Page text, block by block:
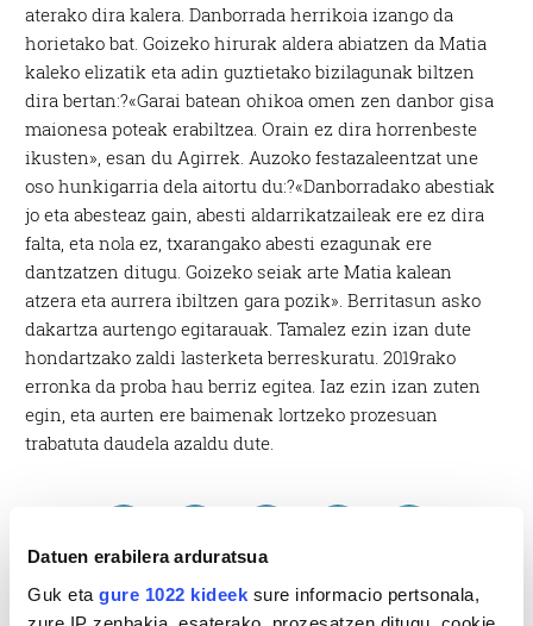
Datuen erabilera arduratsua
Guk eta gure 1022 kideek sure informacio pertsonala,
aterako dira kalera. Danborrada herrikoia izango da
horietako bat. Goizeko hirurak aldera abiatzen da Matia
kaleko elizatik eta adin guztietako bizilagunak biltzen
dira bertan:?«Garai batean ohikoa omen zen danbor gisa
maionesa poteak erabiltzea. Orain ez dira horrenbeste
ikusten», esan du Agirrek. Auzoko festazaleentzat une
oso hunkigarria dela aitortu du:?«Danborradako abestiak
jo eta abesteaz gain, abesti aldarrikatzaileak ere ez dira
falta, eta nola ez, txarangako abesti ezagunak ere
dantzatzen ditugu. Goizeko seiak arte Matia kalean
atzera eta aurrera ibiltzen gara pozik». Berritasun asko
dakartza aurtengo egitarauak. Tamalez ezin izan dute
hondartzako zaldi lasterketa berreskuratu. 2019rako
erronka da proba hau berriz egitea. Iaz ezin izan zuten
egin, eta aurten ere baimenak lortzeko prozesuan
trabatuta daudela azaldu dute.